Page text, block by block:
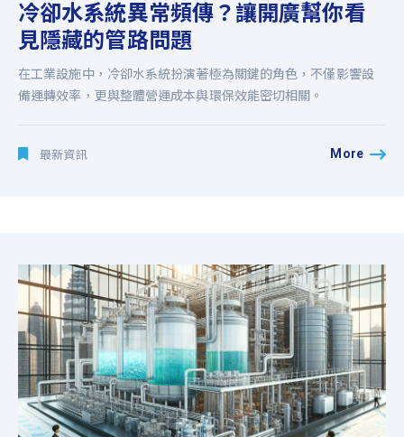
冷卻水系統異常頻傳？讓開廣幫你看
見隱藏的管路問題
在工業設施中，冷卻水系統扮演著極為關鍵的角色，不僅影響設
備運轉效率，更與整體營運成本與環保效能密切相關。
最新資訊 More